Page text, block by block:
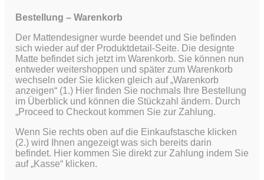
Bestellung – Warenkorb
Der Mattendesigner wurde beendet und Sie befinden
sich wieder auf der Produktdetail-Seite. Die designte
Matte befindet sich jetzt im Warenkorb. Sie können nun
entweder weitershoppen und später zum Warenkorb
wechseln oder Sie klicken gleich auf „Warenkorb
anzeigen“ (1.) Hier finden Sie nochmals Ihre Bestellung
im Überblick und können die Stückzahl ändern. Durch
„Proceed to Checkout kommen Sie zur Zahlung.
Wenn Sie rechts oben auf die Einkaufstasche klicken
(2.) wird Ihnen angezeigt was sich bereits darin
befindet. Hier kommen Sie direkt zur Zahlung indem Sie
auf „Kasse“ klicken.